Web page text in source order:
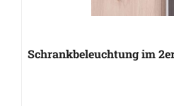
Schrankbeleuchtung im